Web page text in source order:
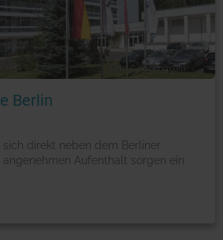
Foto: © booking.com
Berlin
direkt neben dem Berliner
angenehmen Aufenthalt sorgen ein